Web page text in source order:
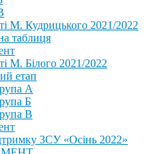
М. Кудрицького 2021/2022
таблиця
М. Білого 2021/2022
етап
А
Б
В
ЗСУ «Осінь 2022»